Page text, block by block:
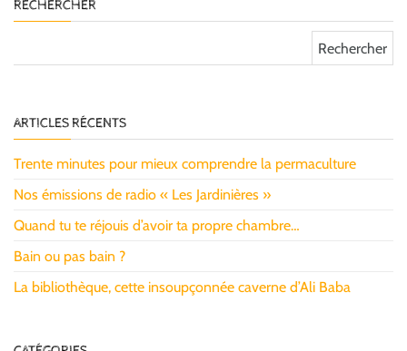
RECHERCHER
ARTICLES RÉCENTS
Trente minutes pour mieux comprendre la permaculture
Nos émissions de radio « Les Jardinières »
Quand tu te réjouis d’avoir ta propre chambre…
Bain ou pas bain ?
La bibliothèque, cette insoupçonnée caverne d’Ali Baba